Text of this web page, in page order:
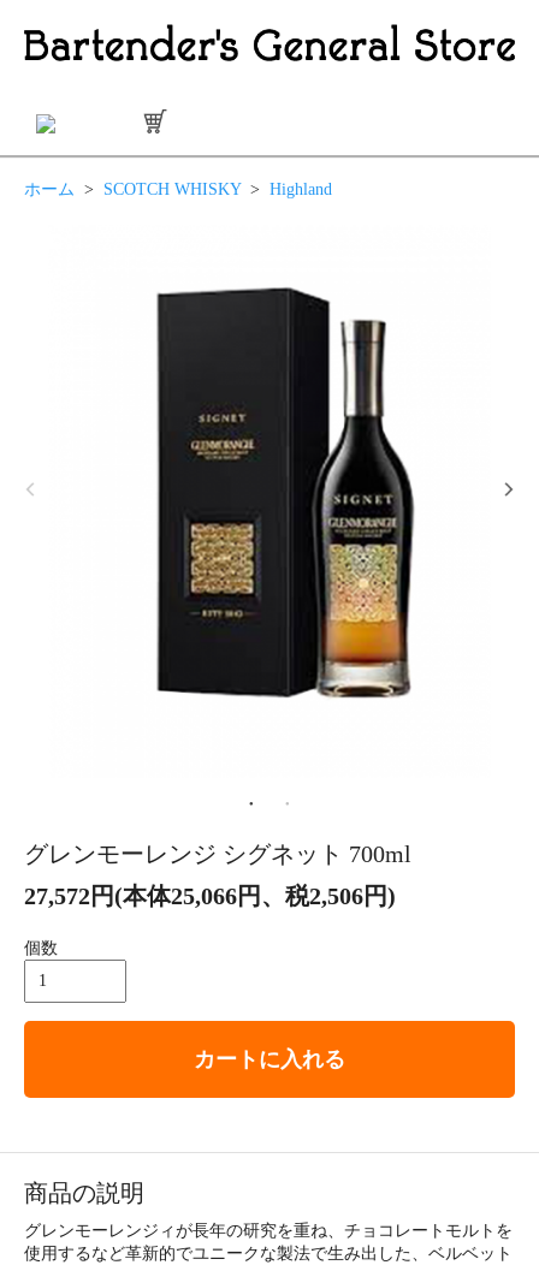
ホーム > SCOTCH WHISKY> Highland
グレンモーレンジ シグネット 700ml
27,572円(本体25,066円、税2,506円)
個数
カートに入れる
商品の説明
グレンモーレンジィが長年の研究を重ね、チョコレートモルトを
使用するなど革新的でユニークな製法で生み出した、ベルベット